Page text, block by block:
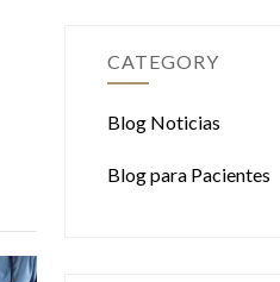
CATEGORY
Blog Noticias
Blog para Pacientes